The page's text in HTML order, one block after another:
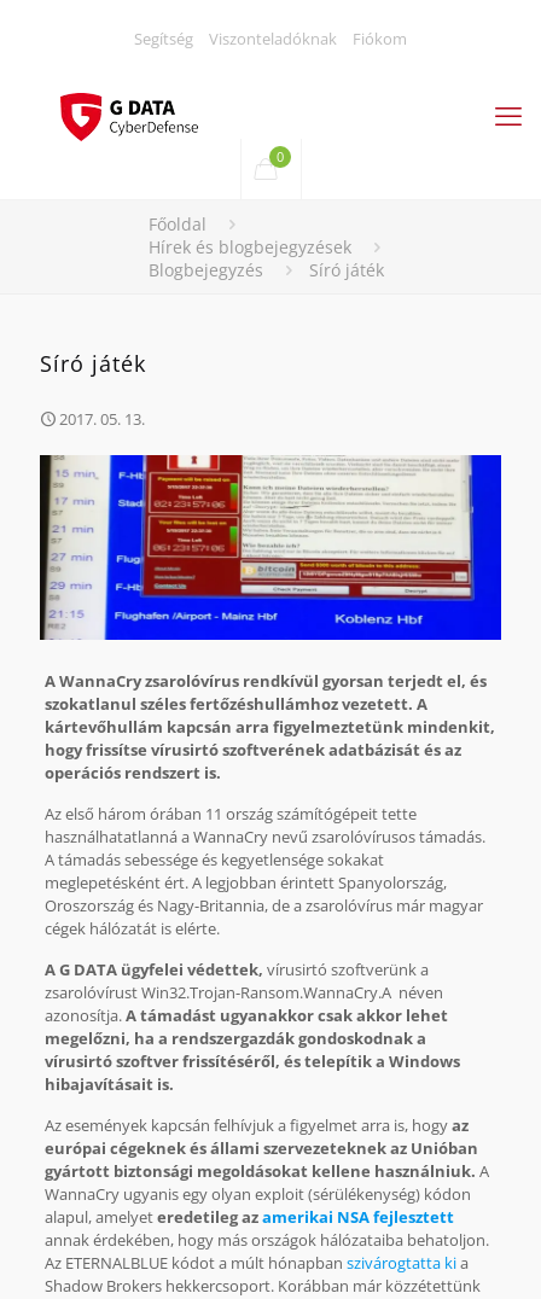
Segítség Viszonteladóknak Fiókom
0
Főoldal
Hírek és blogbejegyzések
Blogbejegyzés
Síró játék
Síró játék
2017. 05. 13.
A WannaCry zsarolóvírus rendkívül gyorsan terjedt el, és
szokatlanul széles fertőzéshullámhoz vezetett. A
kártevőhullám kapcsán arra figyelmeztetünk mindenkit,
hogy frissítse vírusirtó szoftverének adatbázisát és az
operációs rendszert is.
Az első három órában 11 ország számítógépeit tette
használhatatlanná a WannaCry nevű zsarolóvírusos támadás.
A támadás sebessége és kegyetlensége sokakat
meglepetésként ért. A legjobban érintett Spanyolország,
Oroszország és Nagy-Britannia, de a zsarolóvírus már magyar
cégek hálózatát is elérte.
A G DATA ügyfelei védettek, vírusirtó szoftverünk a
zsarolóvírust Win32.Trojan-Ransom.WannaCry.A néven
azonosítja.A támadást ugyanakkor csak akkor lehet
megelőzni, ha a rendszergazdák gondoskodnak a
vírusirtó szoftver frissítéséről, és telepítik a Windows
hibajavításait is.
Az események kapcsán felhívjuk a figyelmet arra is, hogyaz
európai cégeknek és állami szervezeteknek az Unióban
gyártott biztonsági megoldásokat kellene használniuk. A
WannaCry ugyanis egy olyan exploit (sérülékenység) kódon
alapul, amelyeteredetileg azamerikai NSA fejlesztett
annak érdekében, hogy más országok hálózataiba behatoljon.
Az ETERNALBLUE kódot a múlt hónapban szivárogtatta kia
Shadow Brokers hekkercsoport. Korábban már közzétettünk